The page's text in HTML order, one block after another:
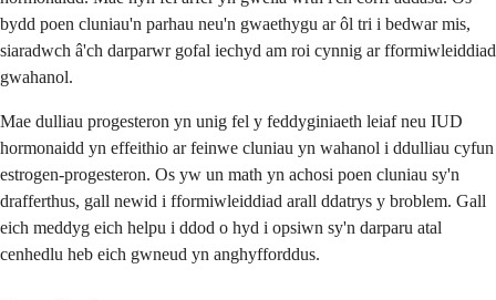
bydd poen cluniau'n parhau neu'n gwaethygu ar ôl tri i bedwar mis,
siaradwch â'ch darparwr gofal iechyd am roi cynnig ar fformiwleiddiad
gwahanol.
Mae dulliau progesteron yn unig fel y feddyginiaeth leiaf neu IUD
hormonaidd yn effeithio ar feinwe cluniau yn wahanol i ddulliau cyfun
estrogen-progesteron. Os yw un math yn achosi poen cluniau sy'n
drafferthus, gall newid i fformiwleiddiad arall ddatrys y broblem. Gall
eich meddyg eich helpu i ddod o hyd i opsiwn sy'n darparu atal
cenhedlu heb eich gwneud yn anghyfforddus.